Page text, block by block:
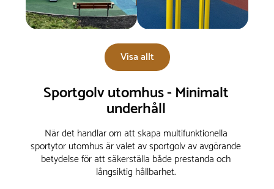
Visa allt
Sportgolv utomhus - Minimalt
underhåll
När det handlar om att skapa multifunktionella
sportytor utomhus är valet av sportgolv av avgörande
betydelse för att säkerställa både prestanda och
långsiktig hållbarhet.